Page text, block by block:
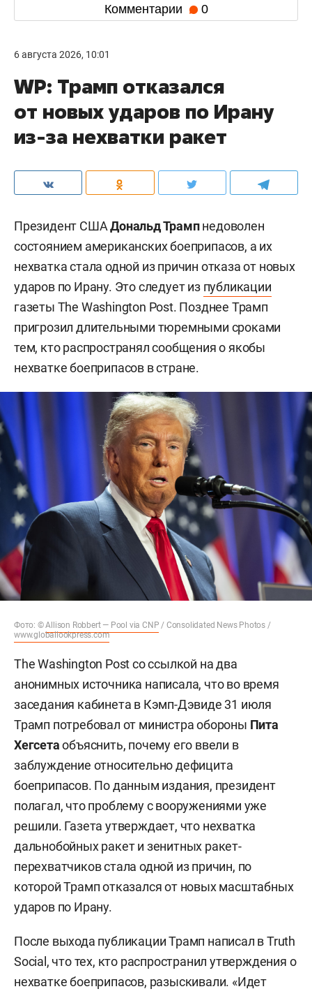
Комментарии 0
6 августа 2026, 10:01
WP: Трамп отказался
от новых ударов по Ирану
из-за нехватки ракет
Президент СШАДональд Трампнедоволен
состоянием американских боеприпасов, а их
нехватка стала одной из причин отказа от новых
ударов по Ирану. Это следует из публикации
газеты The Washington Post. Позднее Трамп
пригрозил длительными тюремными сроками
тем, кто распространял сообщения о якобы
нехватке боеприпасов в стране.
Фото: ©Allison Robbert — Pool via CNP / Consolidated News Photos /
www.globallookpress.com
The Washington Post со ссылкой на два
анонимных источника написала, что во время
заседания кабинета в Кэмп-Дэвиде 31 июля
Трамп потребовал от министра обороны Пита
Хегсетаобъяснить, почему его ввели в
заблуждение относительно дефицита
боеприпасов. По данным издания, президент
полагал, что проблему с вооружениями уже
решили. Газета утверждает, что нехватка
дальнобойных ракет и зенитных ракет-
перехватчиков стала одной из причин, по
которой Трамп отказался от новых масштабных
ударов по Ирану.
После выхода публикации Трамп написал в Truth
Social, что тех, кто распространил утверждения о
нехватке боеприпасов, разыскивали. «Идет